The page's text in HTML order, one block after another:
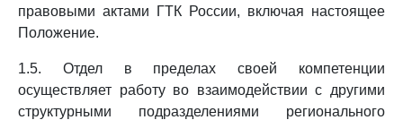
правовыми актами ГТК России, включая настоящее
Положение.
1.5. Отдел в пределах своей компетенции
осуществляет работу во взаимодействии с другими
структурными подразделениями регионального